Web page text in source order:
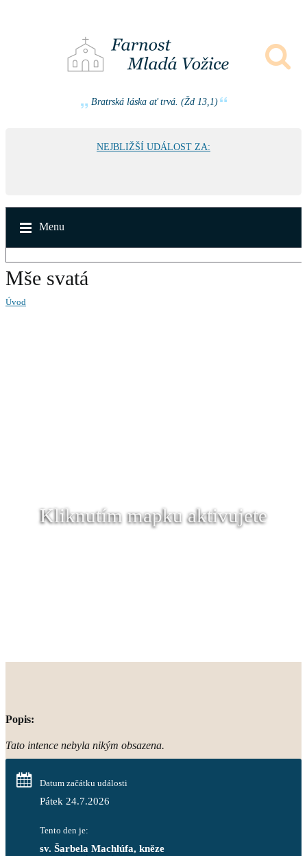
Bratrská láska ať trvá. (Žd 13,1)
NEJBLIŽŠÍ UDÁLOST ZA:
Menu
Mše svatá
Úvod
Kliknutím mapku aktivujete
Popis:
Tato intence nebyla nikým obsazena.
Datum začátku události
Pátek 24.7.2026
Tento den je:
sv. Šarbela Machlúfa, kněze